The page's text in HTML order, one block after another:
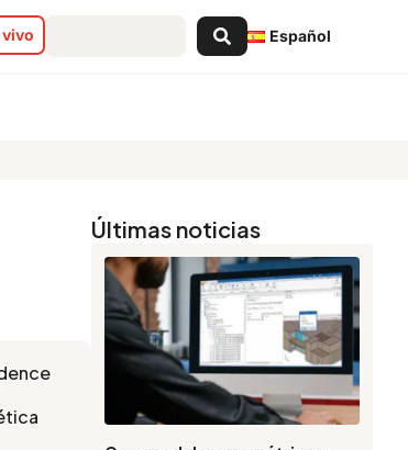
Español
Search
...
vivo
Últimas noticias